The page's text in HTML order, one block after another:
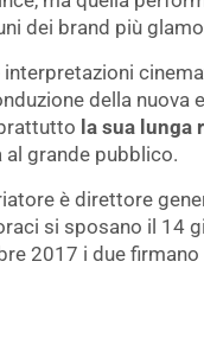
dei brand più
della nuova
la sua lunga
al grande pubblico.
è direttore
si sposano il 14
2017 i due